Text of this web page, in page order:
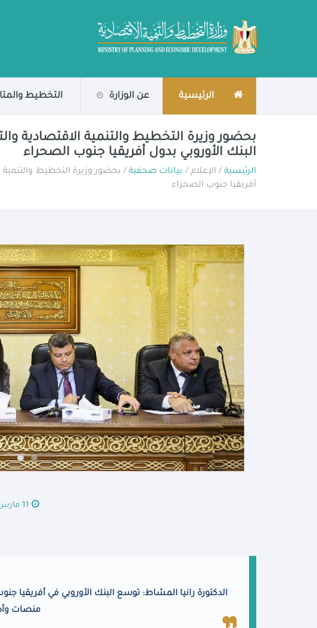
الرئيسية عن الوزارة التخطيط
بحضور وزيرة التخطيط والتنمية الاقتصادية
البنك الأوروبي بدول أفريقيا جنوب الصحراء
الرئيسية/ الإعلام / بيانات صحفية/ بحضور وزيرة التخطيط والتنمية
أفريقيا جنوب الصحراء
11 مارس 2025
الدكتورة رانيا المشاط: توسع البنك الأوروبي في أفريقيا
منصات